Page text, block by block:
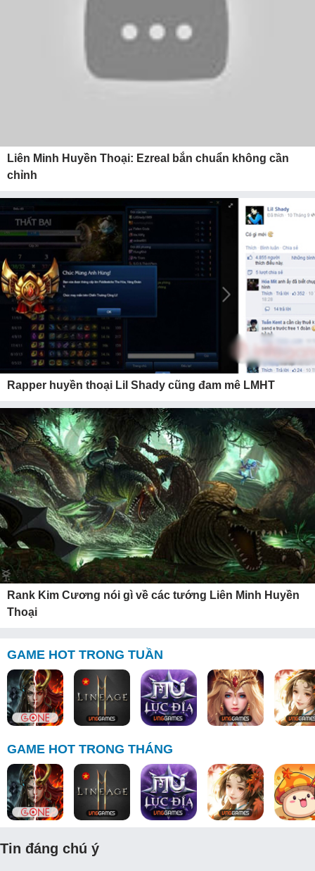
Liên Minh Huyền Thoại: Ezreal bắn chuẩn không cần
chỉnh
Rapper huyền thoại Lil Shady cũng đam mê LMHT
Rank Kim Cương nói gì về các tướng Liên Minh Huyền
Thoại
GAME HOT TRONG TUẦN
GAME HOT TRONG THÁNG
Tin đáng chú ý